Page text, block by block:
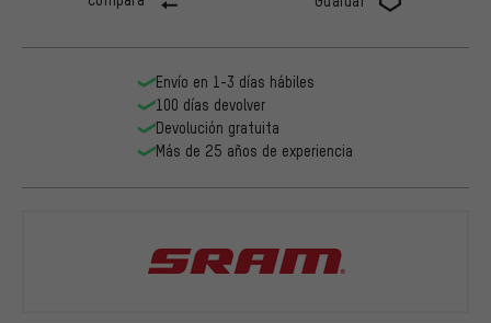
Envío en 1-3 días hábiles
100 días devolver
Devolución gratuita
Más de 25 años de experiencia
SRAM